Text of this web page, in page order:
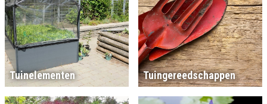
Tuinelementen Tuingereedschappen